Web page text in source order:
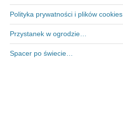
Polityka prywatności i plików cookies
Przystanek w ogrodzie…
Spacer po świecie…